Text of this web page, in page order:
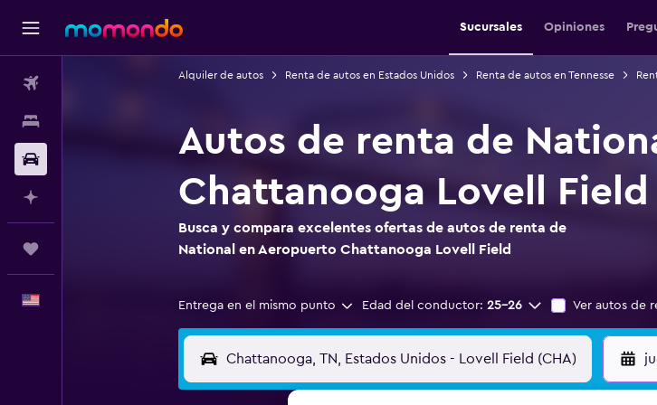
Sucursales Opiniones
Alquiler de autos Renta de autos en Estados Unidos Renta de autos en Tennesse
Autos de renta de
Chattanooga Lovell Field
Busca y compara excelentes ofertas de autos de renta de
National en Aeropuerto Chattanooga Lovell Field
Entrega en el mismo punto Edad del conductor: 25-26 Ver autos de